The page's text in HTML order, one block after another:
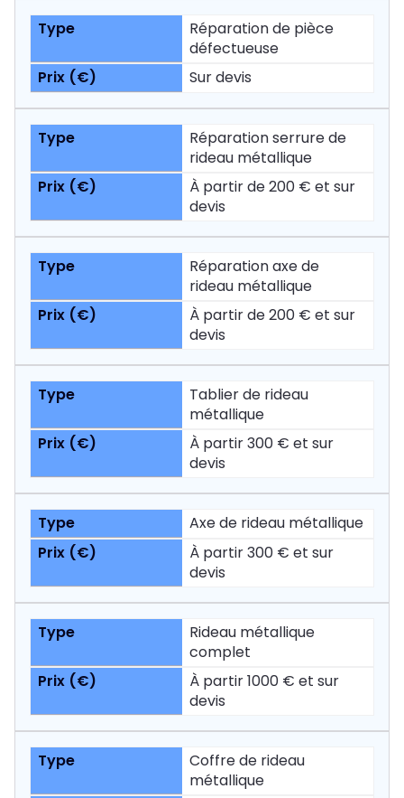
Réparation de pièce
défectueuse
Sur devis
Réparation serrure de
rideau métallique
À partir de 200 € et sur
devis
Réparation axe de
rideau métallique
À partir de 200 € et sur
devis
Tablier de rideau
métallique
À partir 300 € et sur
devis
Axe de rideau métallique
À partir 300 € et sur
devis
Rideau métallique
complet
À partir 1000 € et sur
devis
Coffre de rideau
métallique